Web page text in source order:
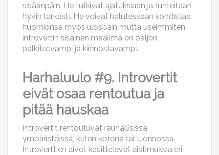
sisäänpäin. He tutkivat ajatuksiaan ja tunteitaan
hyvin tarkasti. He voivat halutessaan kohdistaa
huomionsa myös ulospäin mutta useimmiten
introvertin sisäinen maailma on paljon
palkitsevampi ja kiinnostavampi.
Harhaluulo #9. Introvertit
eivät osaa rentoutua ja
pitää hauskaa
Introvertit rentoutuvat rauhallisissa
ympäristöissä, kuten kotona tai luonnossa.
Introverttien aivot käsittelevät aistimuksia eri